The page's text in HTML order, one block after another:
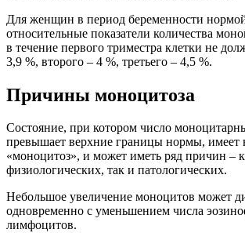
Для женщин в период беременности
относительные показатели количества
в течение первого триместра клетки не
3,9 %, второго – 4 %, третьего – 4,5 %.
Причины моноцитоза
Состояние, при котором число
превышает верхние границы нормы, имеет
«моноцитоз», и может иметь ряд причин –
физиологических, так и патологических.
Небольшое увеличение моноцитов может
одновременно с уменьшением числа
лимфоцитов.